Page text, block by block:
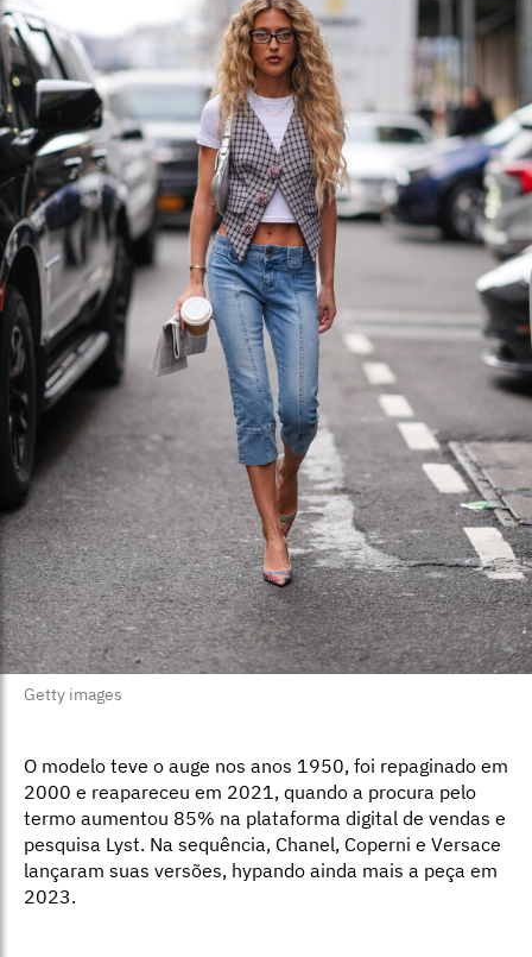
Getty images
O modelo teve o auge nos anos 1950, foi repaginado em
2000 e reapareceu em 2021, quando a procura pelo
termo aumentou 85% na plataforma digital de vendas e
pesquisa Lyst. Na sequência, Chanel, Coperni e Versace
lançaram suas versões, hypando ainda mais a peça em
2023.